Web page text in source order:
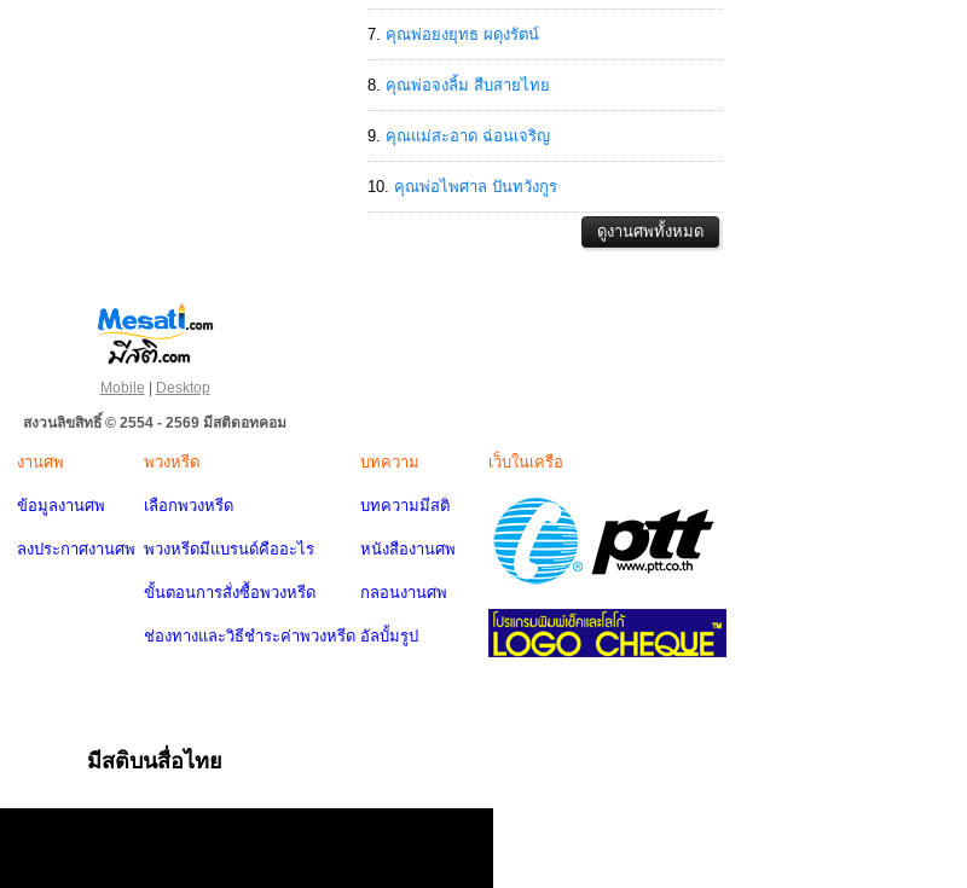
คุณพ่อยงยุทธ ผดุงรัตน์
คุณพ่อจงลิ้ม สืบสายไทย
คุณแม่สะอาด ฉ่อนเจริญ
คุณพ่อไพศาล ปันทวังกูร
Mobile | Desktop
สงวนลิขสิทธิ์ © 2554 - 2569 มีสติดอทคอม
งานศพ
ข้อมูลงานศพ
ลงประกาศงานศพ
พวงหรีด
เลือกพวงหรีด
พวงหรีดมีแบรนด์คืออะไร
ขั้นตอนการสั่งซื้อพวงหรีด
ช่องทางและวิธีชำระค่าพวงหรีด
บทความ
บทความมีสติ
หนังสืองานศพ
กลอนงานศพ
อัลบั้มรูป
เว็บในเครือ
มีสติบนสื่อไทย